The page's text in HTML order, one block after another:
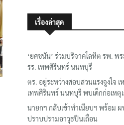
เรื่องล่าสุด
‘ยศชนัน’ ร่วมบริจาคโลหิต รพ. พร
รร. เทพศิรินทร์ นนทบุรี
ตร. อยู่ระหว่างสอบสวนแรงจูงใจ เ
เทพศิรินทร์ นนทบุรี พบเด็กก่อเหตุเ
นายกฯ กลับเข้าทำเนียบฯ พร้อม
ปราบปรามอาวุธปืนเถื่อน